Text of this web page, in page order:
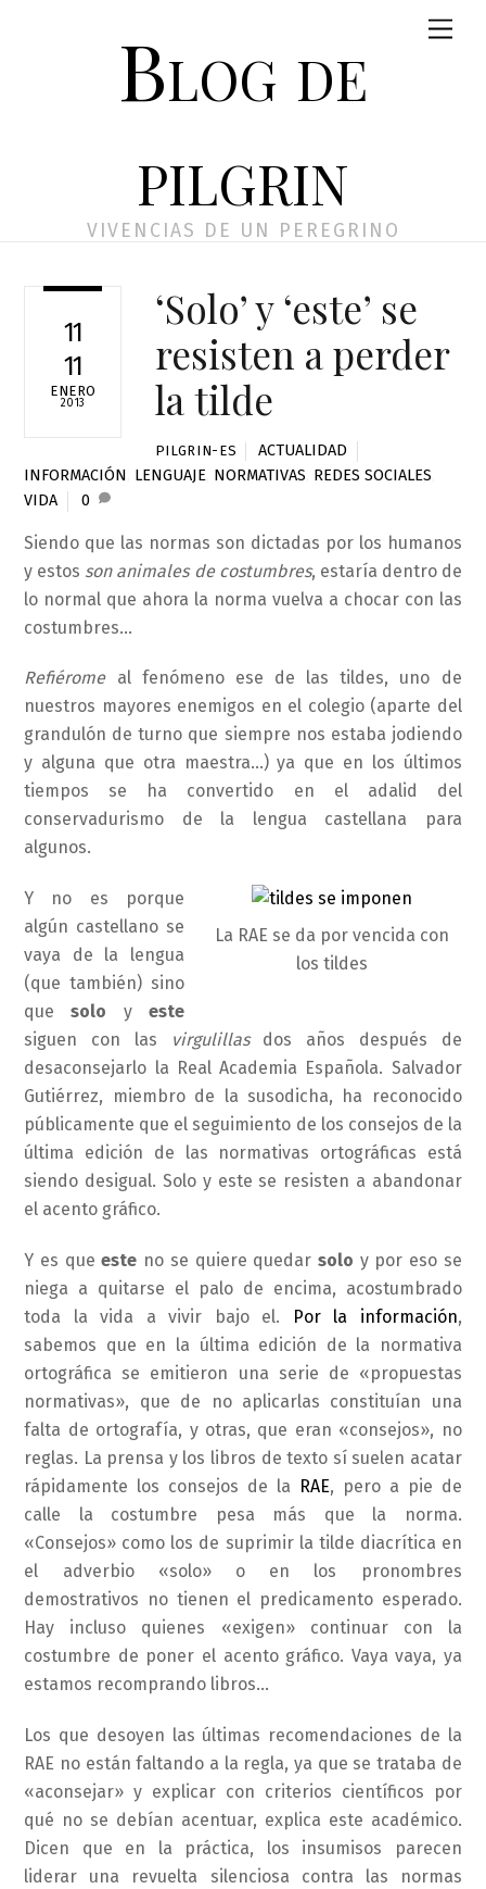
Blog de
pilgrin
VIVENCIAS DE UN PEREGRINO
11
11
ENERO
2013
‘Solo’ y ‘este’ se
resisten a perder
la tilde
PILGRIN-ES
ACTUALIDAD
INFORMACIÓN LENGUAJE NORMATIVAS REDES SOCIALES
VIDA
0
Siendo que las normas son dictadas por los humanos
y estos son animales de costumbres, estaría dentro de
lo normal que ahora la norma vuelva a chocar con las
costumbres…
Refiéromeal fenómeno ese de las tildes, uno de
nuestros mayores enemigos en el colegio (aparte del
grandulón de turno que siempre nos estaba jodiendo
y alguna que otra maestra…) ya que en los últimos
tiempos se ha convertido en el adalid del
conservadurismo de la lengua castellana para
algunos.
La RAE se da por vencida con
los tildes
Y no es porque
algún castellano se
vaya de la lengua
(que también) sino
quesolo y este
siguen con las
virgulillasdos años después de
desaconsejarlo la Real Academia Española. Salvador
Gutiérrez, miembro de la susodicha, ha reconocido
públicamente que el seguimiento de los consejos de la
última edición de las normativas ortográficas está
siendo desigual. Solo y este se resisten a abandonar
el acento gráfico.
Y es queeste no se quiere quedar solo y por eso se
niega a quitarse el palo de encima, acostumbrado
toda la vida a vivir bajo el.
Por la información,
sabemos que en la última edición de la normativa
ortográfica se emitieron una serie de «propuestas
normativas», que de no aplicarlas constituían una
falta de ortografía, y otras, que eran «consejos», no
reglas. La prensa y los libros de texto sí suelen acatar
rápidamente los consejos de la RAE, pero a pie de
calle la costumbre pesa más que la norma.
«Consejos» como los de suprimir la tilde diacrítica en
el adverbio «solo» o en los pronombres
demostrativos no tienen el predicamento esperado.
Hay incluso quienes «exigen» continuar con la
costumbre de poner el acento gráfico. Vaya vaya, ya
estamos recomprando libros…
Los que desoyen las últimas recomendaciones de la
RAE no están faltando a la regla, ya que se trataba de
«aconsejar» y explicar con criterios científicos por
qué no se debían acentuar, explica este académico.
Dicen que en la práctica, los insumisos parecen
liderar una revuelta silenciosa contra las normas